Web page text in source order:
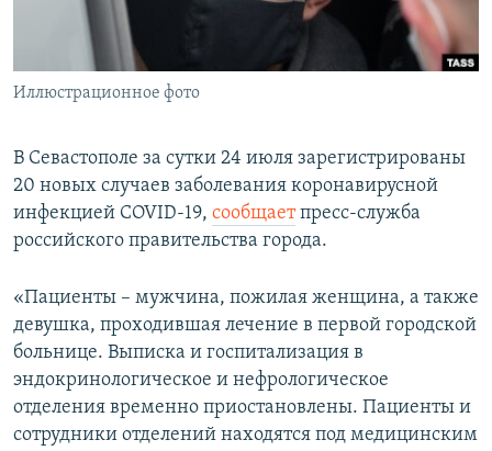
ПОБЕДИТЕЛЕЙ НЕ СУДЯТ?
КРЫМ.НЕПОКОРЕННЫЙ
ELIFBE
ПРИСОЕДИНЯЙТЕСЬ!
Все сайты RFE/RL
Иллюстрационное фото
В Севастополе за сутки 24 июля зарегистрированы
20 новых случаев заболевания коронавирусной
инфекцией COVID-19, сообщаетпресс-служба
российского правительства города.
«Пациенты – мужчина, пожилая женщина, а также
девушка, проходившая лечение в первой городской
больнице. Выписка и госпитализация в
эндокринологическое и нефрологическое
отделения временно приостановлены. Пациенты и
сотрудники отделений находятся под медицинским